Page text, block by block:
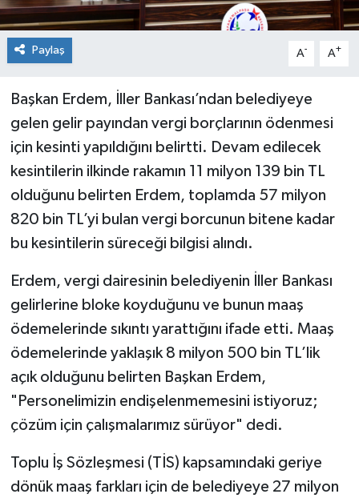
Paylaş A- A+
Başkan Erdem, İller Bankası’ndan belediyeye
gelen gelir payından vergi borçlarının ödenmesi
için kesinti yapıldığını belirtti. Devam edilecek
kesintilerin ilkinde rakamın 11 milyon 139 bin TL
olduğunu belirten Erdem, toplamda 57 milyon
820 bin TL’yi bulan vergi borcunun bitene kadar
bu kesintilerin süreceği bilgisi alındı.
Erdem, vergi dairesinin belediyenin İller Bankası
gelirlerine bloke koyduğunu ve bunun maaş
ödemelerinde sıkıntı yarattığını ifade etti. Maaş
ödemelerinde yaklaşık 8 milyon 500 bin TL’lik
açık olduğunu belirten Başkan Erdem,
"Personelimizin endişelenmemesini istiyoruz;
çözüm için çalışmalarımız sürüyor" dedi.
Toplu İş Sözleşmesi (TİS) kapsamındaki geriye
dönük maaş farkları için de belediyeye 27 milyon
Türkiye